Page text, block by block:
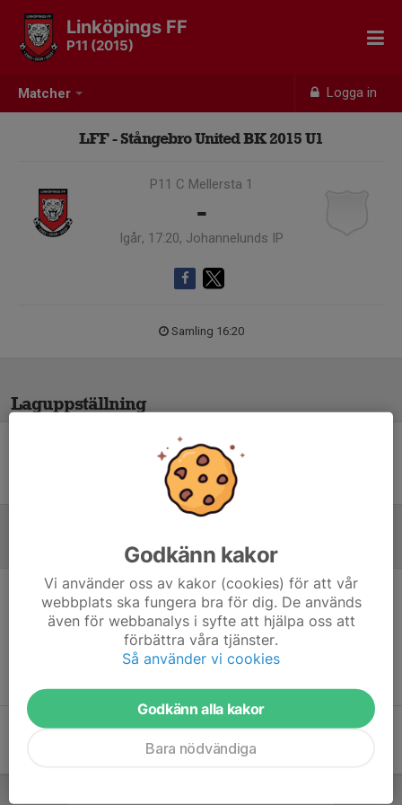
Matcher Logga in
Linköpings FF
P11 (2015)
LFF - Stångebro United BK 2015 U1
P11 C Mellersta 1
-
Igår, 17:20, Johannelunds IP
Samling 16:20
Laguppställning
Ingen uppställning ifylld
Inget referat skrivet
Godkänn kakor
Vi använder oss av kakor (cookies) för att vår
webbplats ska fungera bra för dig. De används
även för webbanalys i syfte att hjälpa oss att
förbättra våra tjänster.
Så använder vi cookies
Godkänn alla kakor
Bara nödvändiga